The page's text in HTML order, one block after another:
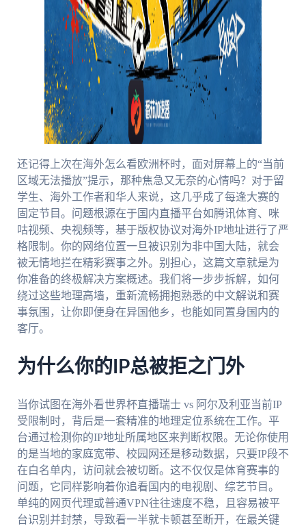
还记得上次在海外怎么看欧洲杯时，面对屏幕上的“当前
区域无法播放”提示，那种焦急又无奈的心情吗？对于留
学生、海外工作者和华人来说，这几乎成了每逢大赛的
固定节目。问题根源在于国内直播平台如腾讯体育、咪
咕视频、央视频等，基于版权协议对海外IP地址进行了严
格限制。你的网络位置一旦被识别为非中国大陆，就会
被无情地拦在精彩赛事之外。别担心，这篇文章就是为
你准备的终极解决方案概述。我们将一步步拆解，如何
绕过这些地理高墙，重新流畅拥抱熟悉的中文解说和赛
事氛围，让你即便身在异国他乡，也能如同置身国内的
客厅。
为什么你的IP总被拒之门外
当你试图在海外看世界杯直播瑞士 vs 阿尔及利亚当前IP
受限制时，背后是一套精准的地理定位系统在工作。平
台通过检测你的IP地址所属地区来判断权限。无论你使用
的是当地的家庭宽带、校园网还是移动数据，只要IP段不
在白名单内，访问就会被切断。这不仅仅是体育赛事的
问题，它同样影响着你追看国内的电视剧、综艺节目。
单纯的网页代理或普通VPN往往速度不稳，且容易被平
台识别并封禁，导致看一半就卡顿甚至断开，在最关键